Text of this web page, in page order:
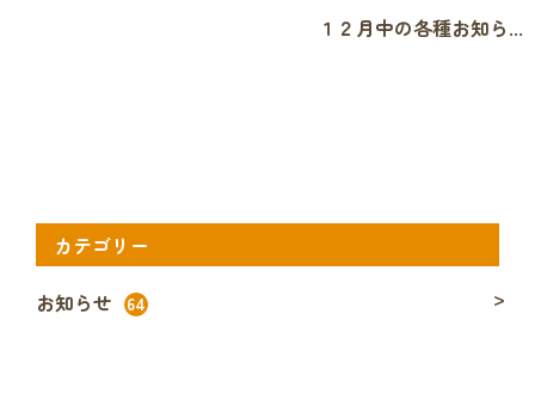
１２月中の各種お知ら...
カテゴリー
お知らせ
64